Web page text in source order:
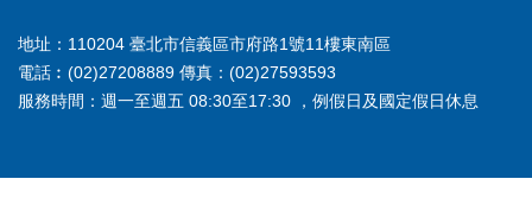
地址：110204 臺北市信義區市府路1號11樓東南區
電話︰(02)27208889 傳真：(02)27593593
服務時間：週一至週五 08:30至17:30 ，例假日及國定假日休息